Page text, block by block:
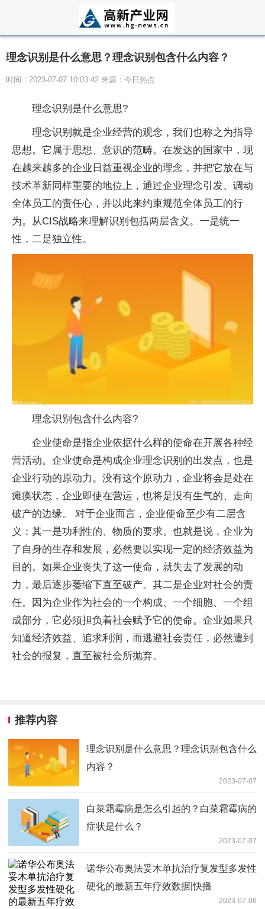
理念识别是什么意思？理念识别包含什么内容？
时间：2023-07-07 10:03:42 来源：今日热点
理念识别是什么意思?
理念识别就是企业经营的观念，我们也称之为指导
思想。它属于思想、意识的范畴。在发达的国家中，现
在越来越多的企业日益重视企业的理念，并把它放在与
技术革新同样重要的地位上，通过企业理念引发、调动
全体员工的责任心，并以此来约束规范全体员工的行
为。从CIS战略来理解识别包括两层含义。一是统一
性 ，二是独立性。
理念识别包含什么内容?
企业使命是指企业依据什么样的使命在开展各种经
营活动。企业使命是构成企业理念识别的出发点，也是
企业行动的原动力。没有这个原动力，企业将会是处在
瘫痪状态，企业即使在营运，也将是没有生气的、走向
破产的边缘。 对于企业而言，企业使命至少有二层含
义：其一是功利性的、物质的要求。也就是说，企业为
了自身的生存和发展，必然要以实现一定的经济效益为
目的。如果企业丧失了这一使命，就失去了发展的动
力，最后逐步萎缩下直至破产。其二是企业对社会的责
任。因为企业作为社会的一个构成、一个细胞、一个组
成部分，它必须担负着社会赋予它的使命。企业如果只
知道经济效益、追求利润，而逃避社会责任，必然遭到
社会的报复，直至被社会所抛弃。
推荐内容
理念识别是什么意思？理念识别包含什么
内容？
2023-07-07
白菜霜霉病是怎么引起的？白菜霜霉病的
症状是什么？
2023-07-07
诺华公布奥法妥木单抗治疗复发型多发性
硬化的最新五年疗效数据|快播
2023-07-06